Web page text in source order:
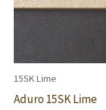
15SK Lime
Aduro 15SK Lime